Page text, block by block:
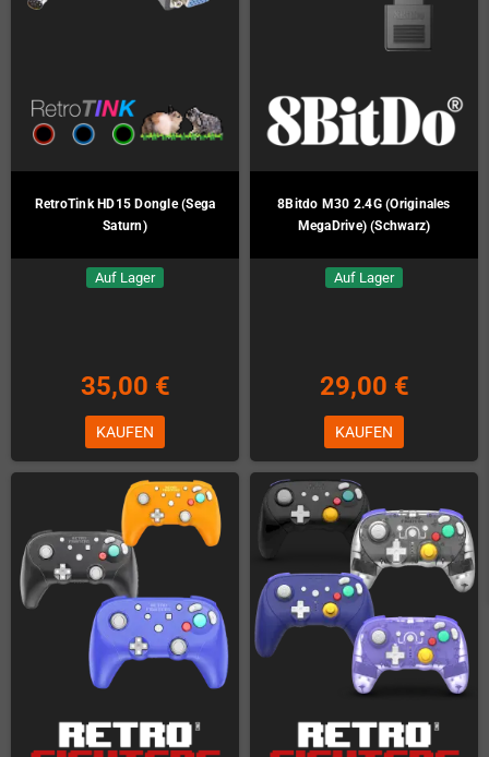
RetroTink HD15 Dongle (Sega
Saturn)
Auf Lager
35,00 €
KAUFEN
8Bitdo M30 2.4G (Originales
MegaDrive) (Schwarz)
Auf Lager
29,00 €
KAUFEN